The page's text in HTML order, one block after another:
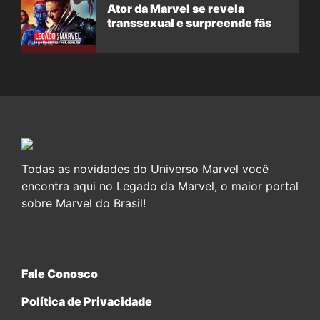
Ator da Marvel se revela
transsexual e surpreende fãs
Todas as novidades do Universo Marvel você
encontra aqui no Legado da Marvel, o maior portal
sobre Marvel do Brasil!
Fale Conosco
Política de Privacidade